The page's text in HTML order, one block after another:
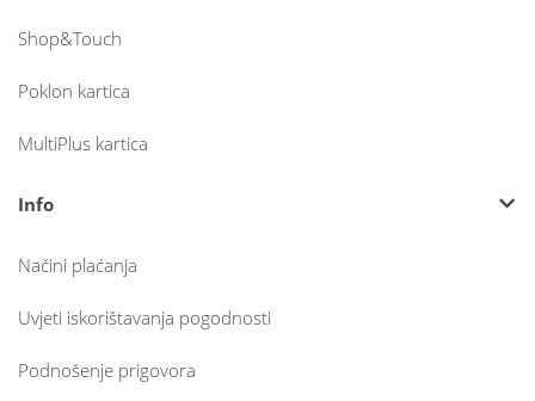
Shop&Touch
Poklon kartica
MultiPlus kartica
Info
Načini plaćanja
Uvjeti iskorištavanja pogodnosti
Podnošenje prigovora